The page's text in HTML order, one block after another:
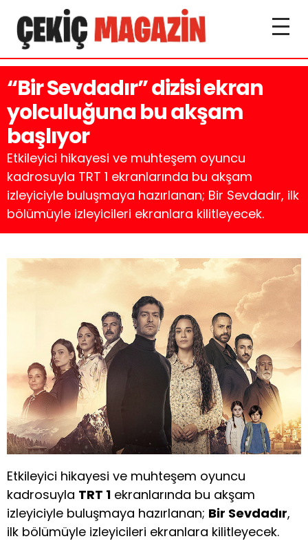
“Bir Sevdadır” dizisi ekran
yolculuğuna bu akşam
başlıyor
Etkileyici hikayesi ve muhteşem oyuncu
kadrosuyla TRT 1 ekranlarında bu akşam
izleyiciyle buluşmaya hazırlanan; Bir Sevdadır, ilk
bölümüyle izleyicileri ekranlara kilitleyecek.
Etkileyici hikayesi ve muhteşem oyuncu
kadrosuyla TRT 1 ekranlarında bu akşam
izleyiciyle buluşmaya hazırlanan; Bir Sevdadır,
ilk bölümüyle izleyicileri ekranlara kilitleyecek.